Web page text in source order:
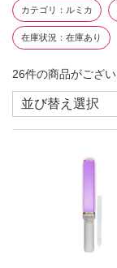
カテゴリ ルミカ
在庫状況 在庫あり
26件の商品がござ